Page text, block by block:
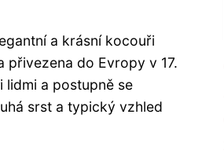
a krásní kocouři
do Evropy v 17.
lidmi a postupně se
srst a typický vzhled